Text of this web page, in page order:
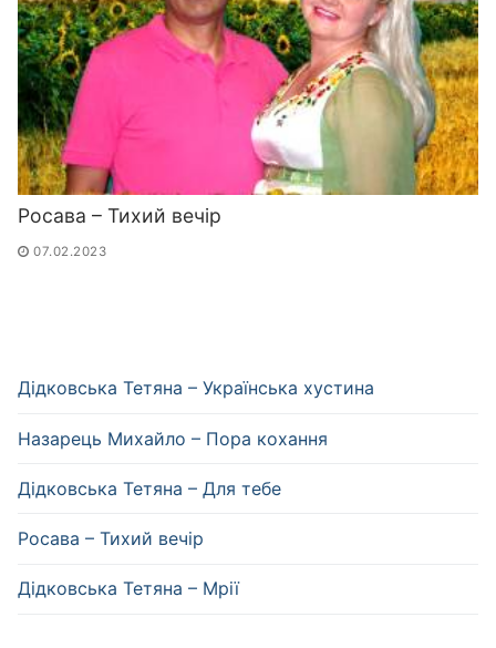
Росава – Тихий вечір
07.02.2023
Дідковська Тетяна – Українська хустина
Назарець Михайло – Пора кохання
Дідковська Тетяна – Для тебе
Росава – Тихий вечір
Дідковська Тетяна – Мрії